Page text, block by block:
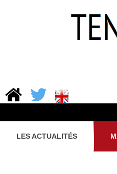
LES ACTUALITÉS